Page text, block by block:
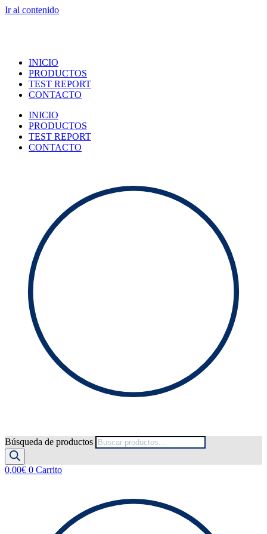
Ir al contenido
INICIO
PRODUCTOS
TEST REPORT
CONTACTO
INICIO
PRODUCTOS
TEST REPORT
CONTACTO
Búsqueda de productos
0,00€ 0 Carrito